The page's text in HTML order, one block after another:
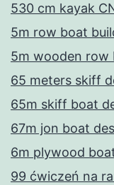
530 cm kayak
5m row boat
5m wooden row
65 meters skiff
65m skiff boat
67m jon boat
6m plywood
99 ćwiczeń na